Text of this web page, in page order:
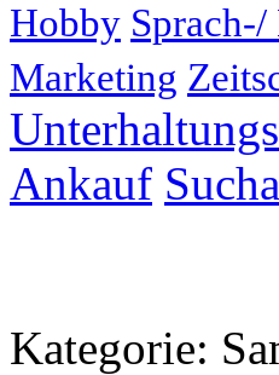
Hobby
Marketing
Ankauf
Kategorie: